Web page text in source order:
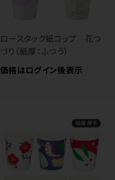
ロースタック紙コップ 花つ
づり（紙厚：ふつう）
価格はログイン後表示